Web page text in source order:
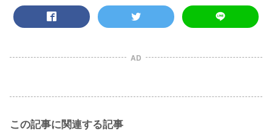
AD
この記事に関連する記事